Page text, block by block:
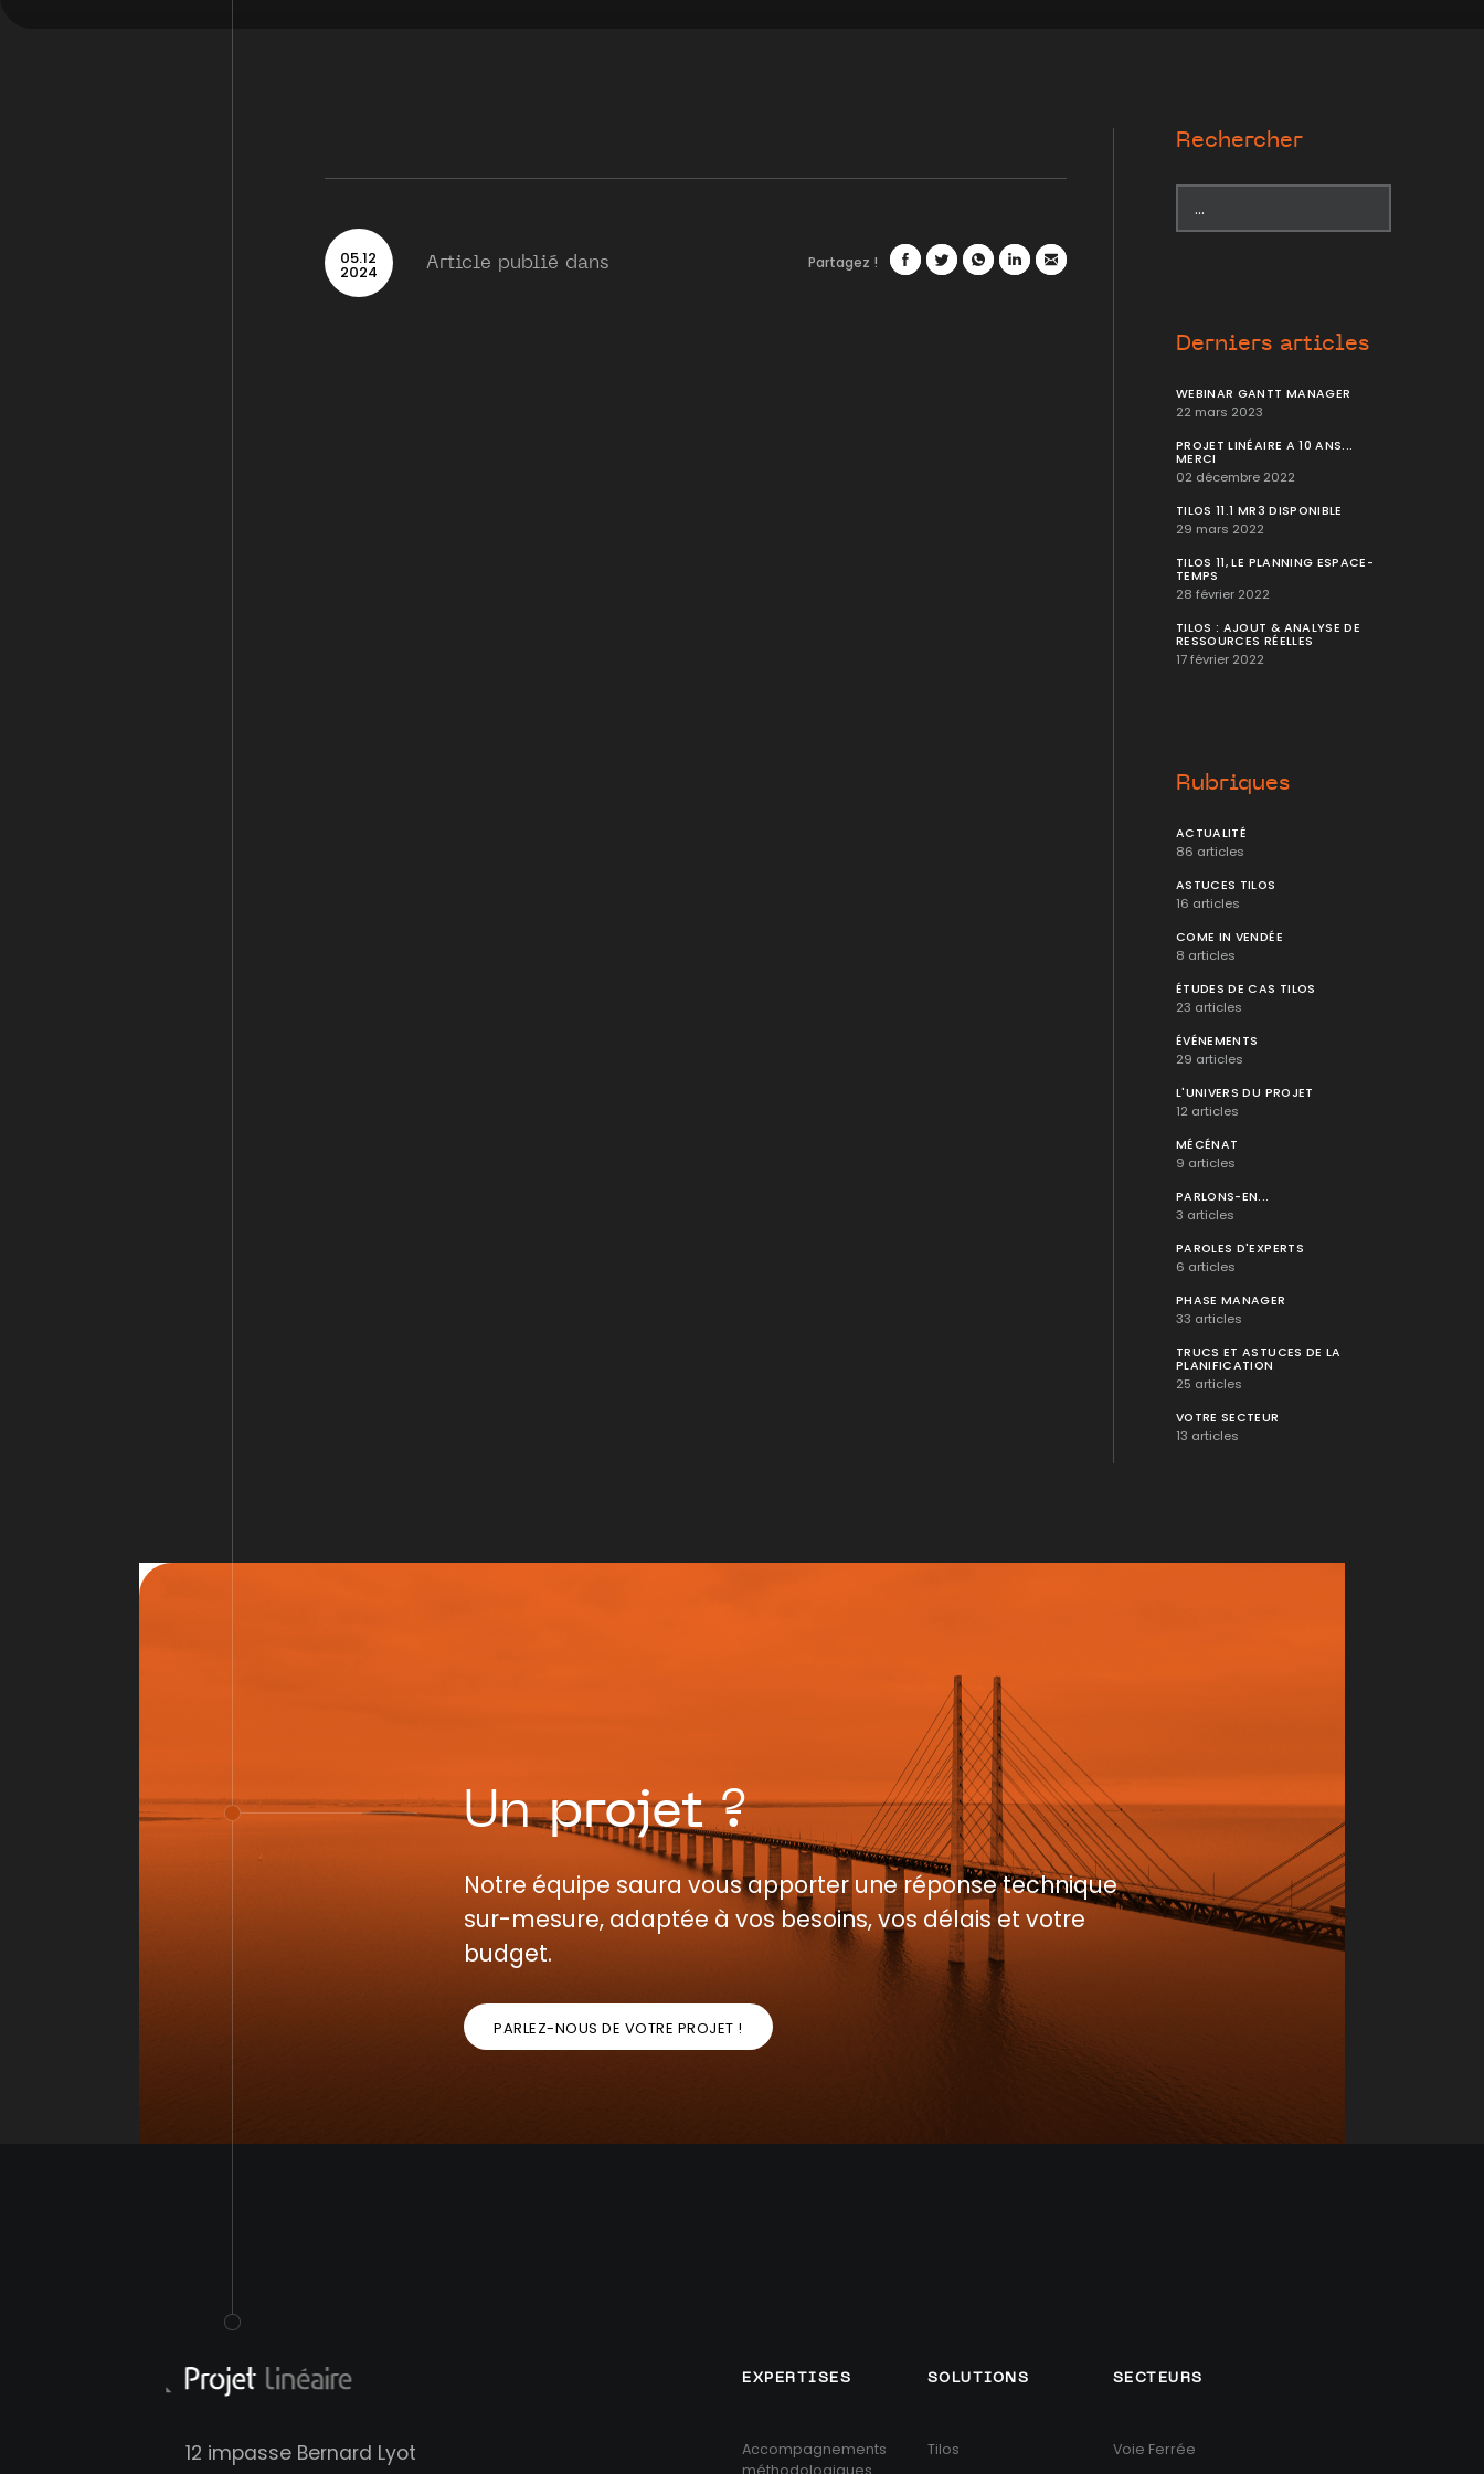
05.12
2024 Article publié dans Partagez !
Rechercher
Derniers articles
WEBINAR GANTT MANAGER
22 mars 2023
PROJET LINÉAIRE A 10 ANS...
MERCI
02 décembre 2022
TILOS 11.1 MR3 DISPONIBLE
29 mars 2022
TILOS 11, LE PLANNING ESPACE-
TEMPS
28 février 2022
TILOS : AJOUT & ANALYSE DE
RESSOURCES RÉELLES
17 février 2022
Rubriques
ACTUALITÉ
86 articles
ASTUCES TILOS
16 articles
COME IN VENDÉE
8 articles
ÉTUDES DE CAS TILOS
23 articles
ÉVÉNEMENTS
29 articles
L'UNIVERS DU PROJET
12 articles
MÉCÉNAT
9 articles
PARLONS-EN...
3 articles
PAROLES D'EXPERTS
6 articles
PHASE MANAGER
33 articles
TRUCS ET ASTUCES DE LA
PLANIFICATION
25 articles
VOTRE SECTEUR
13 articles
Unprojet?
Notre équipe saura vous apporter une réponse technique
sur-mesure, adaptée à vos besoins, vos délais et votre
budget.
PARLEZ-NOUS DE VOTRE PROJET !
12 impasse Bernard Lyot
EXPERTISES
Accompagnements
méthodologiques
SOLUTIONS
Tilos
SECTEURS
Voie Ferrée